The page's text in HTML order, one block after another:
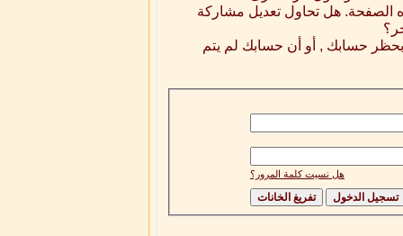
الصفحة. هل تحاول تعديل مشاركة
بحظر حسابك , أو أن حسابك لم يتم
هل نسيت كلمة المرور؟